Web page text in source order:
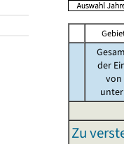
der
von
unter
Zu